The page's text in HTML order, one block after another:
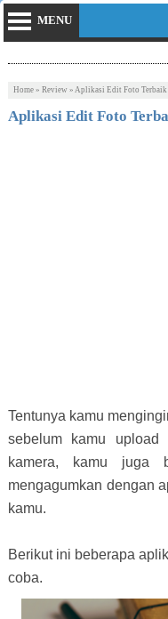
MENU
Home» Review » Aplikasi Edit Foto Terbaik
Aplikasi Edit Foto
Tentunya kamu
sebelum kamu
kamera, kamu juga
mengagumkan dengan
kamu.
Berikut ini beberapa
coba.